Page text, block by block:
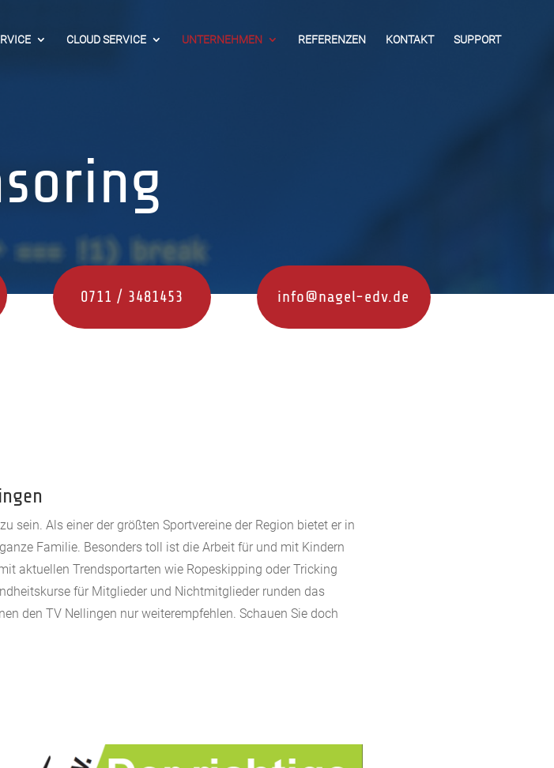
CLOUD SERVICE UNTERNEHMEN REFERENZEN KONTAKT SUPPORT
0711 / 3481453 info@nagel-edv.de
sein. Als einer der größten Sportvereine der Region bietet er in
Familie. Besonders toll ist die Arbeit für und mit Kindern
aktuellen Trendsportarten wie Ropeskipping oder Tricking
für Mitglieder und Nichtmitglieder runden das
den TV Nellingen nur weiterempfehlen. Schauen Sie doch